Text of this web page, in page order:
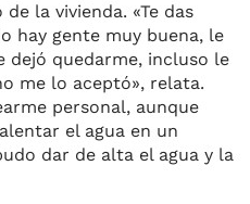
la vivienda. «Te das
hay gente muy buena, le
dejó quedarme, incluso le
me lo aceptó», relata.
personal, aunque
el agua en un
dar de alta el agua y la